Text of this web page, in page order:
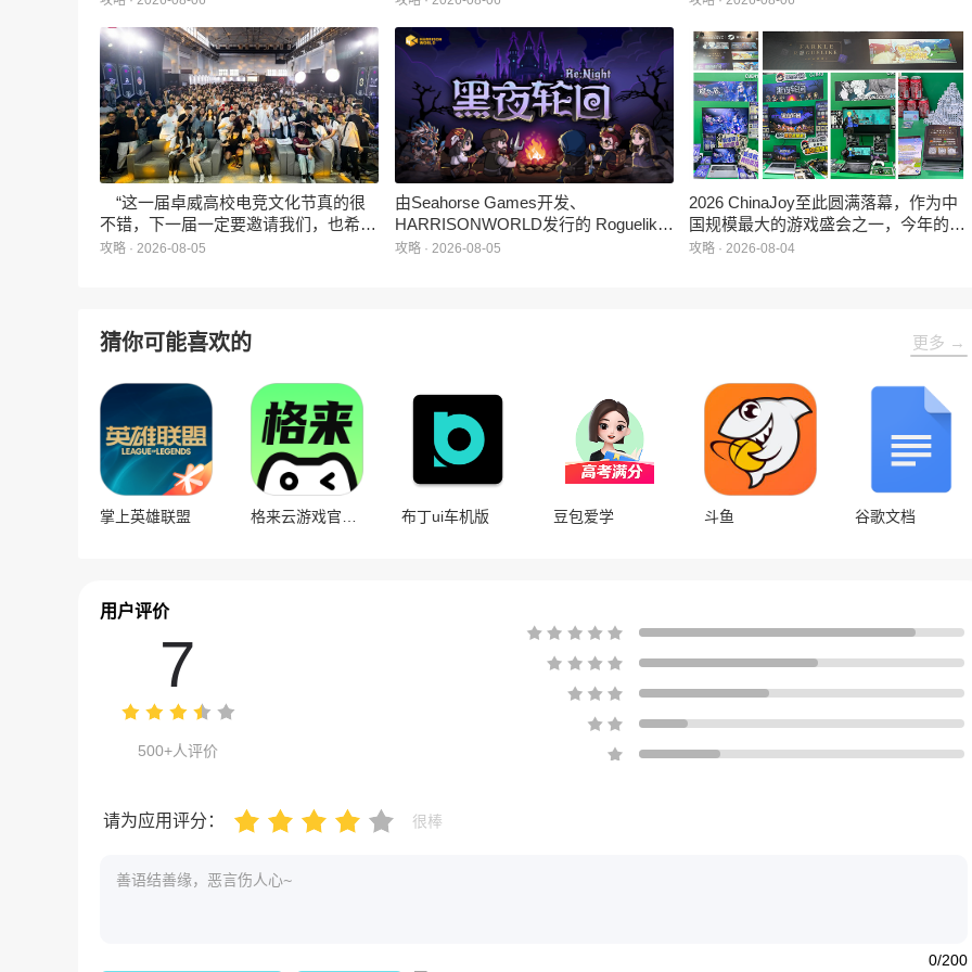
遇》正式曝光。这款产品巧妙融合了
3D立体消除、模拟经营与丰富的互动
社交玩法，准备为广大玩家和
ZANMANG LOOPY粉丝们带来一场视
觉与味觉的双重“奇遇”。
相，并向玩家开放试玩。
罄，这也是科隆游戏展办展史上首次出
现展位一席难求的情况。
“这一届卓威高校电竞文化节真的很
不错，下一届一定要邀请我们，也希望
能给更多同学一个来到现场的机会。”
攻略 · 2026-08-05
由Seahorse Games开发、
HARRISONWORLD发行的 Roguelike
卡牌战棋游戏 《黑夜轮回》于2026年8
攻略 · 2026-08-05
2026 ChinaJoy至此圆满落幕，作为中
国规模最大的游戏盛会之一，今年的展
馆依旧汇聚了来自全球的游戏厂商、媒
流互动，共同度过了充满欢笑与惊喜的
攻略 · 2026-08-04
猜你可能喜欢的 更多 →
掌上英雄联盟 布丁ui车机版 豆包爱学 斗鱼 谷歌文档
用户评价
7
500+人评价
请为应用评分： 很棒
0/200